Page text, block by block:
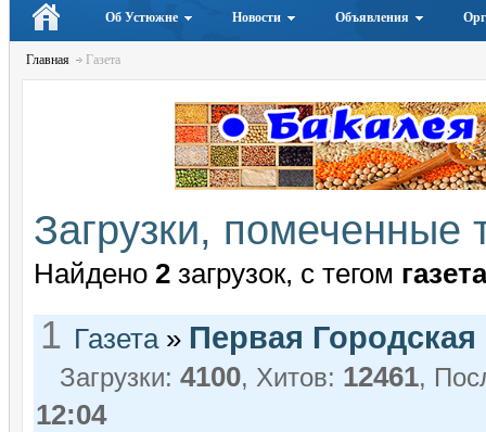
Об Устюжне Новости Объявления
Главная Газета
Загрузки, помеченные
Найдено 2 загрузок, с тегом газета
1 Газета» Первая
Загрузки: 4100, Хитов: 12461,
12:04